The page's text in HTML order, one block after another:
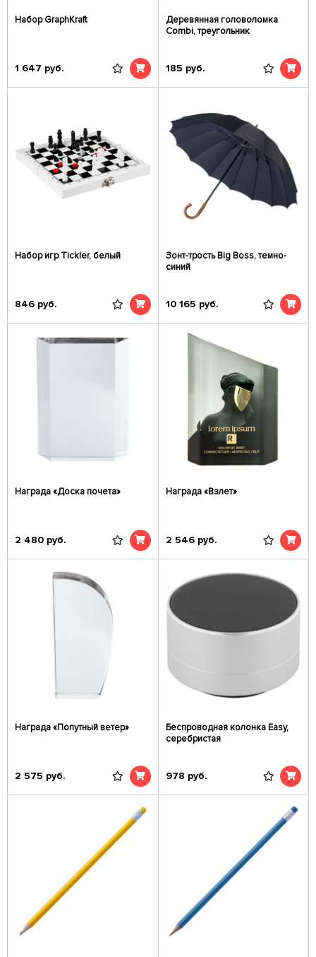
Набор GraphKraft
1 647 руб.
Деревянная головоломка
Combi, треугольник
185 руб.
Набор игр Tickler, белый
846 руб.
Зонт-трость Big Boss, темно-
синий
10 165 руб.
Награда «Доска почета»
2 480 руб.
Награда «Взлет»
2 546 руб.
Награда «Попутный ветер»
2 575 руб.
Беспроводная колонка Easy,
серебристая
978 руб.